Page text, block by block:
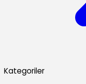
Kategoriler